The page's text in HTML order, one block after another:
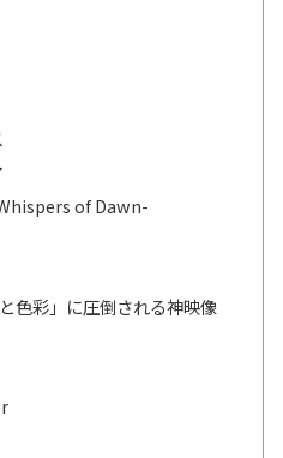
of Dawn-
色彩」に圧倒される神映像